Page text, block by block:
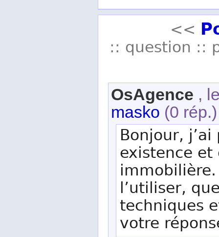
<<
:: question ::
OsAgence ,
masko (0 rép.)
Bonjour,
existence et
l’utiliser,
techniques
votre